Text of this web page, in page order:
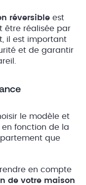
réversible est
être réalisée par
il est important
et de garantir
le modèle et
fonction de la
que
en compte
de votre maison